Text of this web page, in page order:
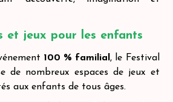
et jeux pour les enfants
100 % familial , le Festival
de nombreux espaces de jeux et
aux enfants de tous âges.